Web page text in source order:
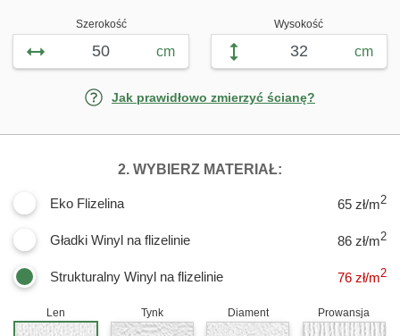
Szerokość
cm
Wysokość
cm
Jak prawidłowo zmierzyć ścianę?
2. WYBIERZ MATERIAŁ:
Eko Flizelina 65 zł/m2
Gładki Winyl na flizelinie 86 zł/m2
Strukturalny Winyl na flizelinie 76 zł/m2
Len Tynk Diament Prowansja